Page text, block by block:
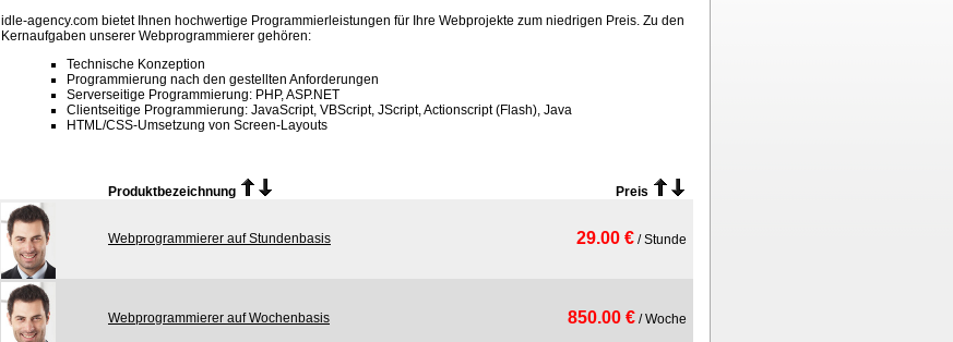
idle-agency.com bietet Ihnen hochwertige Programmierleistungen für Ihre Webprojekte zum niedrigen Preis. Zu den
Kernaufgaben unserer Webprogrammierer gehören:
Technische Konzeption
Programmierung nach den gestellten Anforderungen
Serverseitige Programmierung: PHP, ASP.NET
Clientseitige Programmierung: JavaScript, VBScript, JScript, Actionscript (Flash), Java
HTML/CSS-Umsetzung von Screen-Layouts
Produktbezeichnung Preis
Webprogrammierer auf Stundenbasis 29.00 € / Stunde
Webprogrammierer auf Wochenbasis 850.00 € / Woche